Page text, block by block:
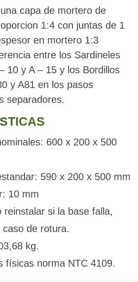
capa de mortero de
1:4 con juntas de 1
en mortero 1:3
entre los Sardineles
10 y A – 15 y los Bordillos
y A81 en los pasos
separadores.
600 x 200 x 500
590 x 200 x 500 mm
10 mm
reinstalar si la base falla,
de rotura.
kg.
físicas norma NTC 4109.